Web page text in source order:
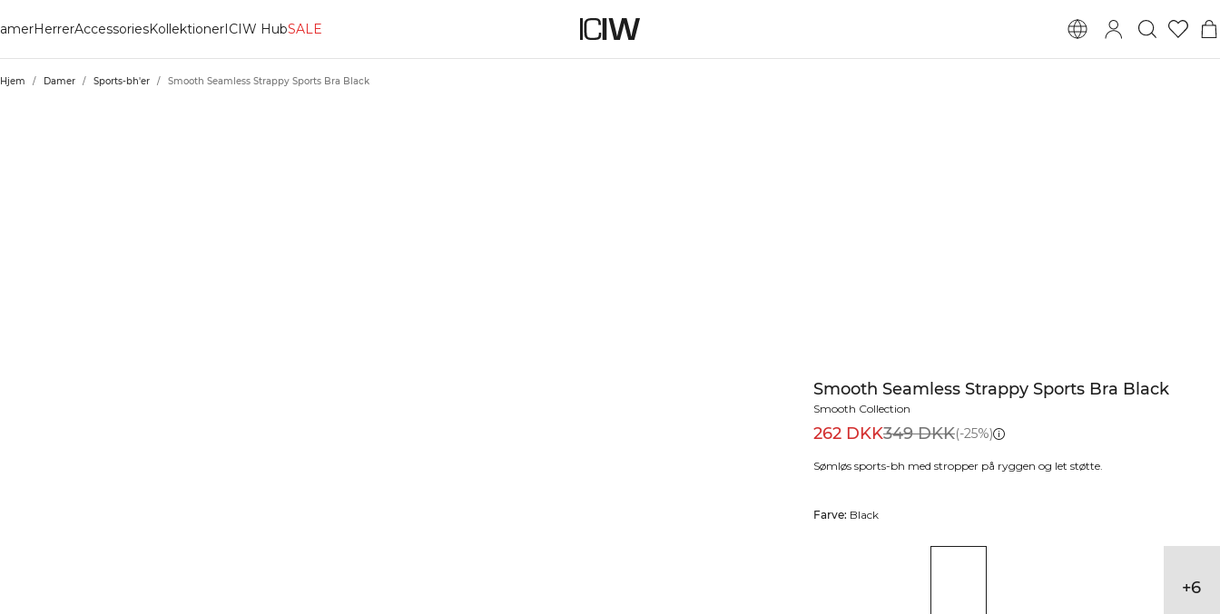
HerrerAccessoriesKollektionerICIW HubSALE
Hjem / Damer / Sports-bh'er / Smooth Seamless Strappy Sports Bra Black
Smooth Seamless Strappy Sports Bra Black
Smooth Collection
262 DKK349 DKK(-25%)
Sømløs sports-bh med stropper på ryggen og let støtte.
Farve: Black
+6